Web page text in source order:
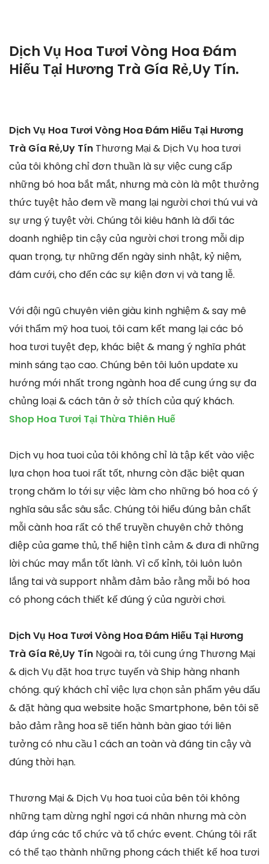
Dịch Vụ Hoa Tươi Vòng Hoa Đám
Hiếu Tại Hương Trà Gía Rẻ,Uy Tín.
Dịch Vụ Hoa Tươi Vòng Hoa Đám Hiếu Tại Hương
Trà Gía Rẻ,Uy Tín Thương Mại & Dịch Vụ hoa tươi
của tôi không chỉ đơn thuần là sự việc cung cấp
những bó hoa bắt mắt, nhưng mà còn là một thưởng
thức tuyệt hảo đem về mang lại người chơi thú vui và
sự ưng ý tuyệt vời. Chúng tôi kiêu hãnh là đối tác
doanh nghiệp tin cậy của người chơi trong mỗi dịp
quan trọng, tự những đến ngày sinh nhật, kỷ niệm,
đám cưới, cho đến các sự kiện đơn vị và tang lễ.
Với đội ngũ chuyên viên giàu kinh nghiệm & say mê
với thẩm mỹ hoa tuoi, tôi cam kết mang lại các bó
hoa tươi tuyệt đẹp, khác biệt & mang ý nghĩa phát
minh sáng tạo cao. Chúng bên tôi luôn update xu
hướng mới nhất trong ngành hoa để cung ứng sự đa
chủng loại & cách tân ở sở thích của quý khách.
Shop Hoa Tươi Tại Thừa Thiên Huế
Dịch vụ hoa tuoi của tôi không chỉ là tập kết vào việc
lựa chọn hoa tuoi rất tốt, nhưng còn đặc biệt quan
trọng chăm lo tới sự việc làm cho những bó hoa có ý
nghĩa sâu sắc sâu sắc. Chúng tôi hiểu đúng bản chất
mỗi cành hoa rất có thể truyền chuyên chở thông
điệp của game thủ, thể hiện tình cảm & đưa đi những
lời chúc may mắn tốt lành. Vì cố kỉnh, tôi luôn luôn
lắng tai và support nhằm đảm bảo rằng mỗi bó hoa
có phong cách thiết kế đúng ý của người chơi.
Dịch Vụ Hoa Tươi Vòng Hoa Đám Hiếu Tại Hương
Trà Gía Rẻ,Uy Tín Ngoài ra, tôi cung ứng Thương Mại
& dịch Vụ đặt hoa trực tuyến và Ship hàng nhanh
chóng. quý khách chỉ việc lựa chọn sản phẩm yêu dấu
& đặt hàng qua website hoặc Smartphone, bên tôi sẽ
bảo đảm rằng hoa sẽ tiến hành bàn giao tới liên
tưởng có nhu cầu 1 cách an toàn và đáng tin cậy và
đúng thời hạn.
Thương Mại & Dịch Vụ hoa tuoi của bên tôi không
những tạm dừng nghỉ ngơi cá nhân nhưng mà còn
đáp ứng các tổ chức và tổ chức event. Chúng tôi rất
có thể tạo thành những phong cách thiết kế hoa tươi